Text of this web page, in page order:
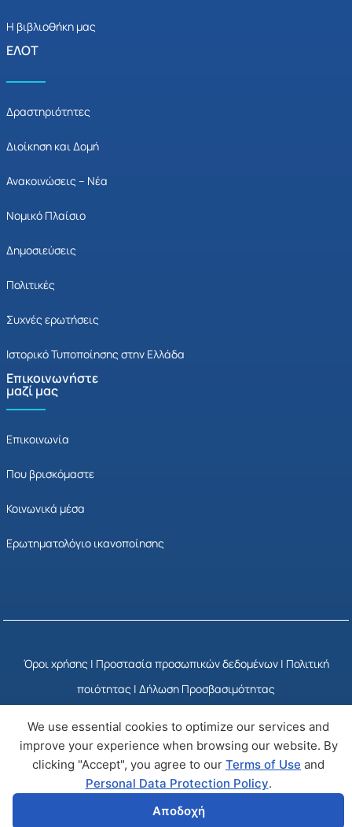
We use essential cookies to optimize our services and
improve your experience when browsing our website. By
clicking "Accept", you agree to our Terms of Use and
Personal Data Protection Policy.
Αποδοχή
Η βιβλιοθήκη μας
ΕΛΟΤ
Δραστηριότητες
Διοίκηση και Δομή
Ανακοινώσεις – Νέα
Νομικό Πλαίσιο
Δημοσιεύσεις
Πολιτικές
Συχνές ερωτήσεις
Ιστορικό Τυποποίησης στην Ελλάδα
Επικοινωνήστε
μαζί μας
Επικοινωνία
Που βρισκόμαστε
Κοινωνικά μέσα
Ερωτηματολόγιο ικανοποίησης
Όροι χρήσης | Προστασία προσωπικών δεδομένων| Πολιτική
ποιότητας | Δήλωση Προσβασιμότητας
© Copyright 2025 ΕΣΥΠ Developed by Wizy